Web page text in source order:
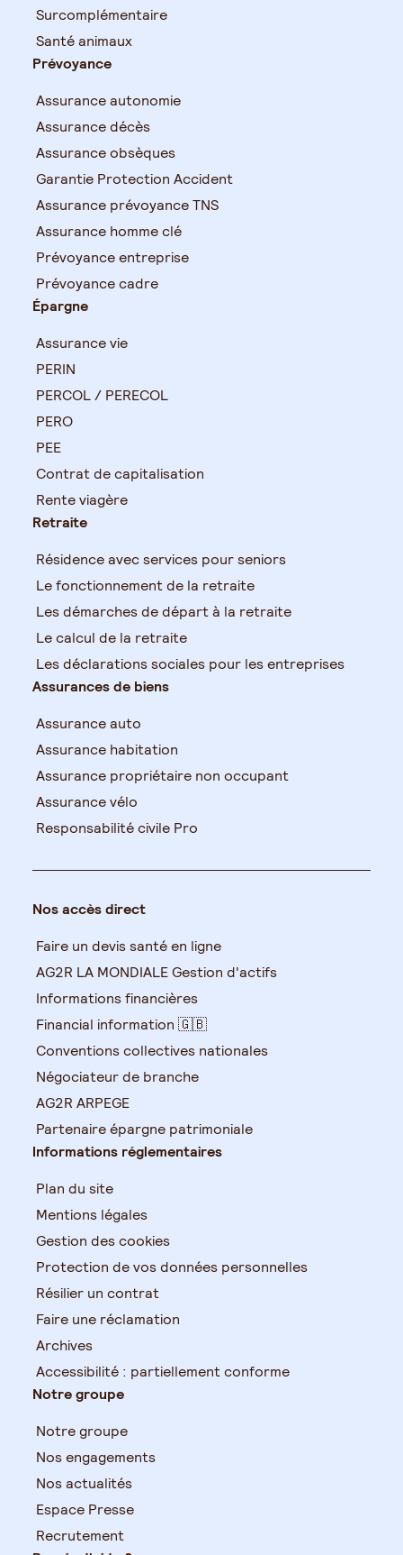
Surcomplémentaire
Santé animaux
Prévoyance
Assurance autonomie
Assurance décès
Assurance obsèques
Garantie Protection Accident
Assurance prévoyance TNS
Assurance homme clé
Prévoyance entreprise
Prévoyance cadre
Épargne
Assurance vie
PERIN
PERCOL / PERECOL
PERO
PEE
Contrat de capitalisation
Rente viagère
Retraite
Résidence avec services pour seniors
Le fonctionnement de la retraite
Les démarches de départ à la retraite
Le calcul de la retraite
Les déclarations sociales pour les entreprises
Assurances de biens
Assurance auto
Assurance habitation
Assurance propriétaire non occupant
Assurance vélo
Responsabilité civile Pro
Nos accès direct
Faire un devis santé en ligne
AG2R LA MONDIALE Gestion d'actifs
Informations financières
Financial information 🇬🇧
Conventions collectives nationales
Négociateur de branche
AG2R ARPEGE
Partenaire épargne patrimoniale
Informations réglementaires
Plan du site
Mentions légales
Gestion des cookies
Protection de vos données personnelles
Résilier un contrat
Faire une réclamation
Archives
Accessibilité : partiellement conforme
Notre groupe
Notre groupe
Nos engagements
Nos actualités
Espace Presse
Recrutement